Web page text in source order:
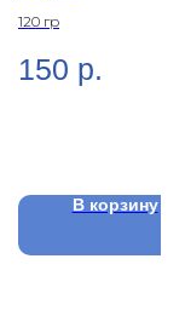
120 гр
150 р.
В корзину